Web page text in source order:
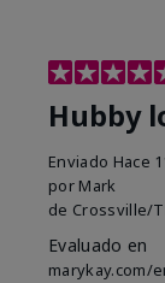
Hubby
Enviado Hace
por Mark
de Crossville/
Evaluado en
marykay.com/